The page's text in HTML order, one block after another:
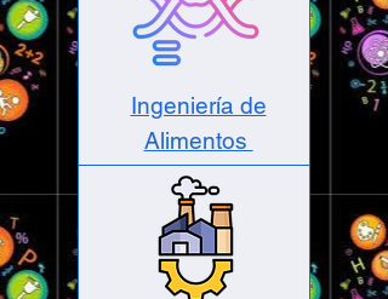
Ingeniería de
Alimentos